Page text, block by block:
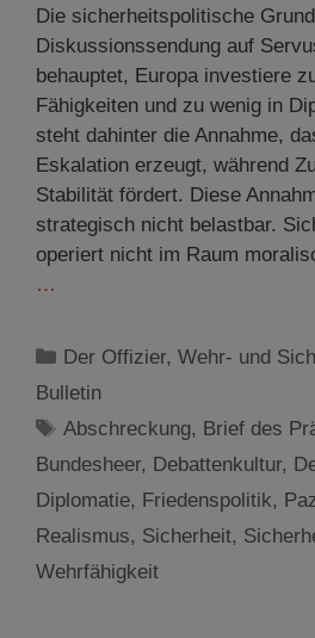
Die sicherheitspolitische
Diskussionssendung auf
behauptet, Europa investiere
Fähigkeiten und zu wenig in
steht dahinter die Annahme,
Eskalation erzeugt, während
Stabilität fördert. Diese
strategisch nicht belastbar.
operiert nicht im Raum
…
Kategorien
Der Offizier,Wehr- und
Bulletin
Schlagwörter
Abschreckung, Brief des
Bundesheer, Debattenkultur,
Diplomatie, Friedenspolitik,
Realismus, Sicherheit,
Wehrfähigkeit